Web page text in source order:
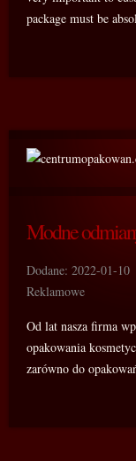
package must be
Modne
Dodane: 2022-01-10
Reklamowe
Od lat nasza firma
opakowania
zarówno do